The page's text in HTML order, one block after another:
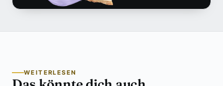
WEITERLESEN